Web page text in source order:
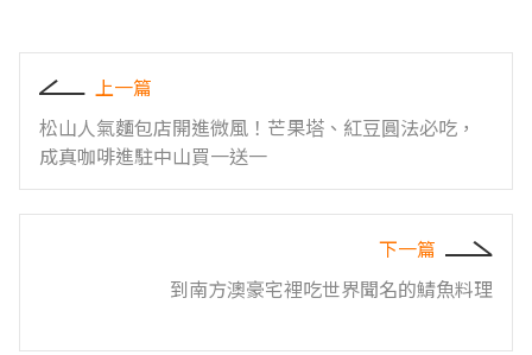
上一篇
松山人氣麵包店開進微風！芒果塔、紅豆圓法必吃，
成真咖啡進駐中山買一送一
下一篇
到南方澳豪宅裡吃世界聞名的鯖魚料理